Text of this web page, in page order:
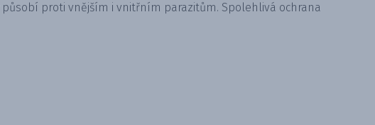
proti vnějším i vnitřním parazitům. Spolehlivá ochrana